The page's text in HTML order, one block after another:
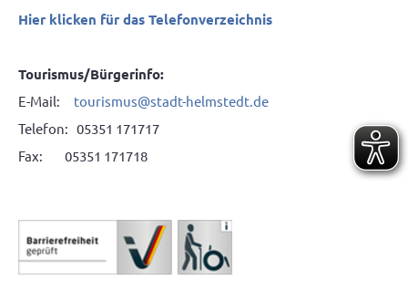
Hier klicken für das Telefonverzeichnis
Tourismus/Bürgerinfo:
E-Mail: tourismus@stadt-helmstedt.de
Telefon: 05351 171717
Fax: 05351 171718